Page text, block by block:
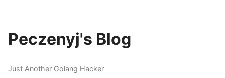
Peczenyj's Blog
Just Another Golang Hacker